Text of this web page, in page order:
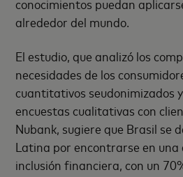
conocimientos puedan
alrededor del mundo.
El estudio, que analizó los
necesidades de los
cuantitativos seudonimizados
encuestas cualitativas con
Nubank, sugiere que Brasil se
Latina por encontrarse en
inclusión financiera, con un